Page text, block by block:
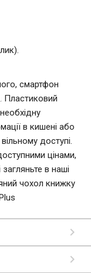
смартфон
Пластиковий
в кишені або
доступі.
цінами,
в наші
чохол книжку